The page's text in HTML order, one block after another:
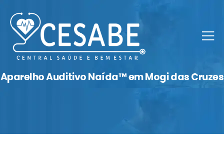
Aparelho Auditivo Naída™ em Mogi das Cruzes